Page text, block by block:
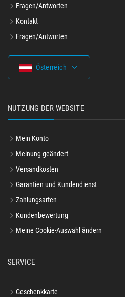
Fragen/Antworten
Kontakt
Fragen/Antworten
Österreich
NUTZUNG DER WEBSITE
Mein Konto
Meinung geändert
Versandkosten
Garantien und Kundendienst
Zahlungsarten
Kundenbewertung
Meine Cookie-Auswahl ändern
SERVICE
Geschenkkarte